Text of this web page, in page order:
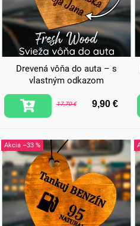
Drevená vôňa do auta – s
vlastným odkazom
17,70 € 9,90 €
–33 %